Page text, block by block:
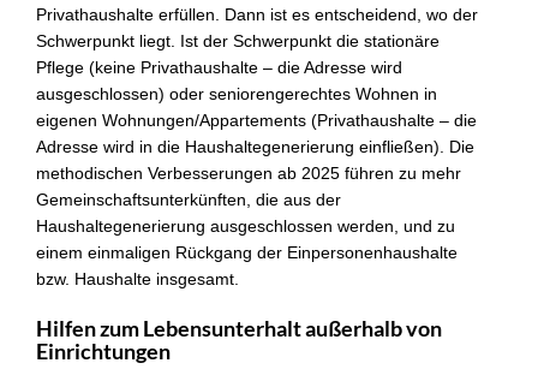
Privathaushalte erfüllen. Dann ist es entscheidend, wo der
Schwerpunkt liegt. Ist der Schwerpunkt die stationäre
Pflege (keine Privathaushalte – die Adresse wird
ausgeschlossen) oder seniorengerechtes Wohnen in
eigenen Wohnungen/Appartements (Privathaushalte – die
Adresse wird in die Haushaltegenerierung einfließen). Die
methodischen Verbesserungen ab 2025 führen zu mehr
Gemeinschaftsunterkünften, die aus der
Haushaltegenerierung ausgeschlossen werden, und zu
einem einmaligen Rückgang der Einpersonenhaushalte
bzw. Haushalte insgesamt.
Hilfen zum Lebensunterhalt außerhalb von
Einrichtungen